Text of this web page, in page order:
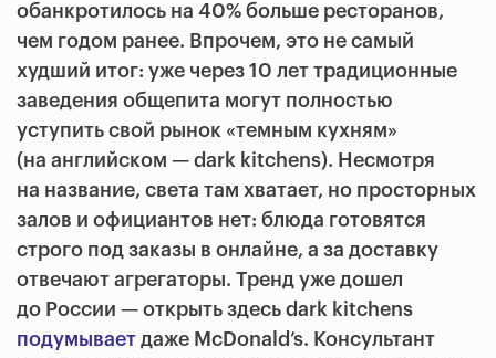
обанкротилось на 40% больше ресторанов,
чем годом ранее. Впрочем, это не самый
худший итог: уже через 10 лет традиционные
заведения общепита могут полностью
уступить свой рынок «темным кухням»
(на английском — dark kitchens). Несмотря
на название, света там хватает, но просторных
залов и официантов нет: блюда готовятся
строго под заказы в онлайне, а за доставку
отвечают агрегаторы. Тренд уже дошел
до России — открыть здесь dark kitchens
подумывает даже McDonald’s. Консультант